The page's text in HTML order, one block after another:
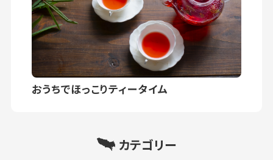
おうちでほっこりティータイム
カテゴリー